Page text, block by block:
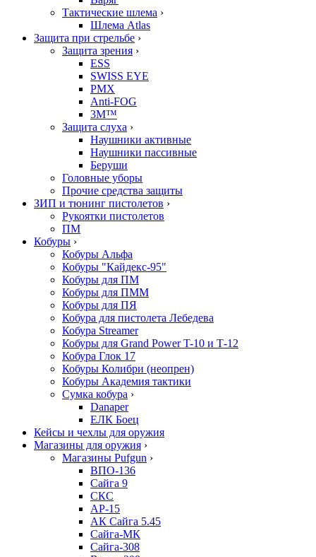
Тактические шлема ›
Шлема Atlas
Защита при стрельбе ›
Защита зрения ›
ESS
SWISS EYE
PMX
Anti-FOG
3M™
Защита слуха ›
Наушники активные
Наушники пассивные
Беруши
Головные уборы
Прочие средства защиты
ЗИП и тюнинг пистолетов ›
Рукоятки пистолетов
ПМ
Кобуры ›
Кобуры Альфа
Кобуры "Кайдекс-95"
Кобуры для ПМ
Кобуры для ПММ
Кобуры для ПЯ
Кобура для пистолета Лебедева
Кобура Streamer
Кобуры для Grand Power T-10 и Т-12
Кобура Глок 17
Кобуры Колибри (неопрен)
Кобуры Академия тактики
Сумка кобура ›
Danaper
ЕЛК Боец
Кейсы и чехлы для оружия
Магазины для оружия ›
Магазины Pufgun ›
ВПО-136
Сайга 9
СКС
АР-15
АК Сайга 5.45
Сайга-МК
Сайга-308